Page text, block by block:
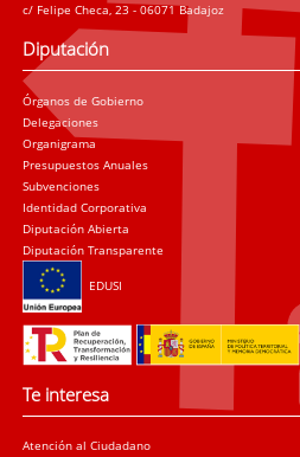
c/ Felipe Checa, 23 - 06071 Badajoz
Diputación
Órganos de Gobierno
Delegaciones
Organigrama
Presupuestos Anuales
Subvenciones
Identidad Corporativa
Diputación Abierta
Diputación Transparente
EDUSI
Te interesa
Atención al Ciudadano